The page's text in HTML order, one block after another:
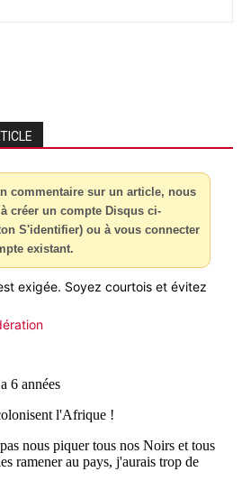
commentaire sur un article, nous
créer un compte Disqus ci-
S'identifier) ou à vous connecter
existant.
exigée. Soyez courtois et évitez